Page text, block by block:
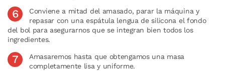
Conviene a mitad del amasado, parar la máquina y
repasar con una espátula lengua de silicona el fondo
del bol para asegurarnos que se integran bien todos los
ingredientes.
Amasaremos hasta que obtengamos una masa
completamente lisa y uniforme.